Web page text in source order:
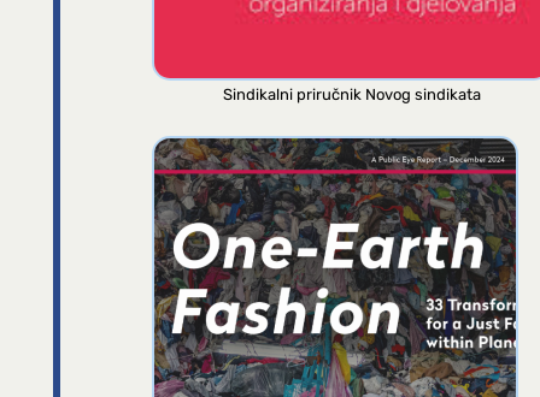
Sindikalni priručnik Novog sindikata